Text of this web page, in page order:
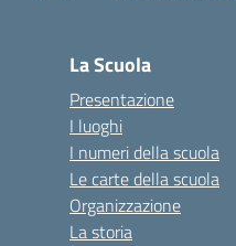
La Scuola
Presentazione
I luoghi
I numeri della scuola
Le carte della scuola
Organizzazione
La storia